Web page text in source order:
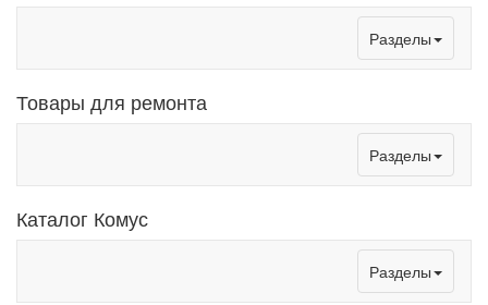
Toggle
navigation
Разделы
Товары для ремонта
Toggle
navigation
Разделы
Каталог Комус
Toggle
navigation
Разделы